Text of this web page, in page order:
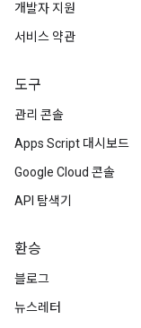
개발자 지원
서비스 약관
도구
관리 콘솔
Apps Script 대시보드
Google Cloud 콘솔
API 탐색기
환승
블로그
뉴스레터